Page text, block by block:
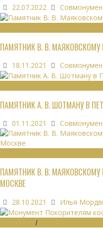
22.07.2022
ПАМЯТНИК В. В. МАЯКОВСКОМУ
18.11.2021
ПАМЯТНИК А. В. ШОТМАНУ В
01.11.2021
ПАМЯТНИК В. В.
МОСКВЕ
28.10.2021 Илья
/